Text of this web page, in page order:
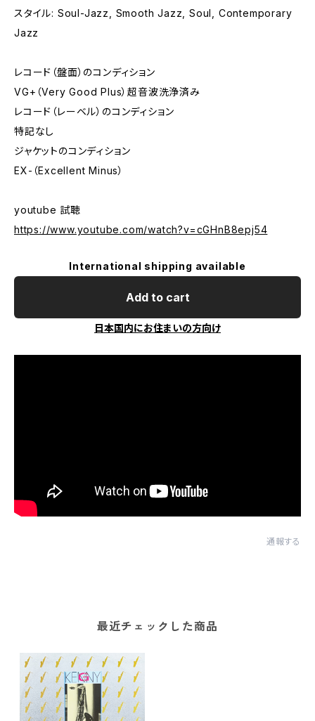
スタイル: Soul-Jazz, Smooth Jazz, Soul, Contemporary
Jazz
レコード（盤面）のコンディション
VG+（Very Good Plus）超音波洗浄済み
レコード（レーベル）のコンディション
特記なし
ジャケットのコンディション
EX-（Excellent Minus）
youtube 試聴
https://www.youtube.com/watch?v=cGHnB8epj54
International shipping available
Add to cart
日本国内にお住まいの方向け
通報する
最近チェックした商品